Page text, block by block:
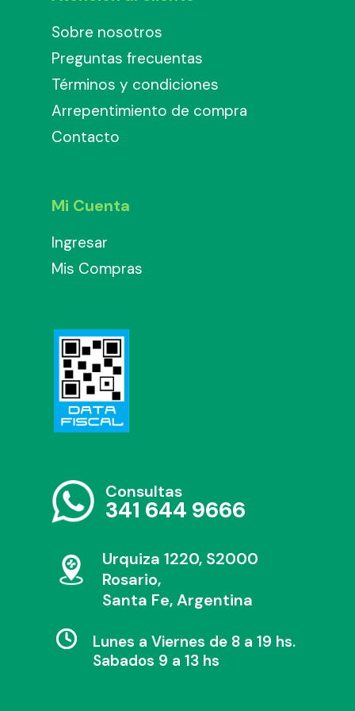
Sobre nosotros
Preguntas frecuentas
Términos y condiciones
Arrepentimiento de compra
Contacto
Mi Cuenta
Ingresar
Mis Compras
Consultas
341 644 9666
Urquiza 1220, S2000
Rosario,
Santa Fe, Argentina
Lunes a Viernes de 8 a 19 hs.
Sabados 9 a 13 hs